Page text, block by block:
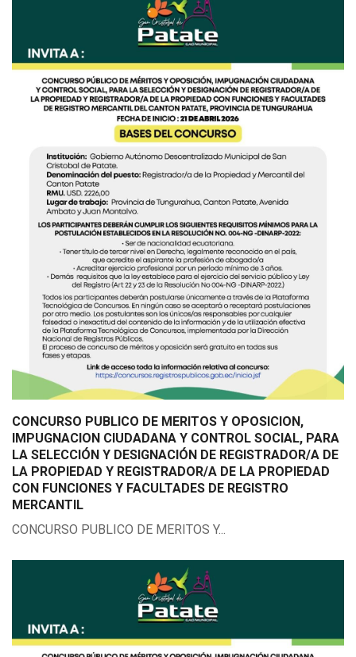
CONCURSO PUBLICO DE MERITOS Y OPOSICION,
IMPUGNACION CIUDADANA Y CONTROL SOCIAL, PARA
LA SELECCIÓN Y DESIGNACIÓN DE REGISTRADOR/A DE
LA PROPIEDAD Y REGISTRADOR/A DE LA PROPIEDAD
CON FUNCIONES Y FACULTADES DE REGISTRO
MERCANTIL
CONCURSO PUBLICO DE MERITOS Y...